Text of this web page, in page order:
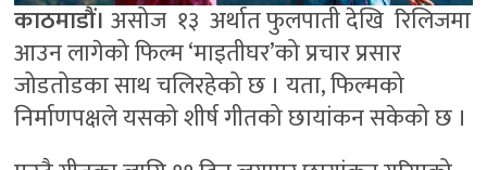
काठमाडौं। असोज १३ अर्थात फुलपाती देखि रिलिजमा
आउन लागेको फिल्म ‘माइतीघर’को प्रचार प्रसार
जोडतोडका साथ चलिरहेको छ । यता, फिल्मको
निर्माणपक्षले यसको शीर्ष गीतको छायांकन सकेको छ ।